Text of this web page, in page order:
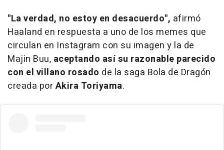
"La verdad, no estoy en desacuerdo", afirmó
Haaland en respuesta a uno de los memes que
circulan en Instagram con su imagen y la de
Majin Buu, aceptando así su razonable parecido
con el villano rosado de la saga Bola de Dragón
creada porAkira Toriyama.